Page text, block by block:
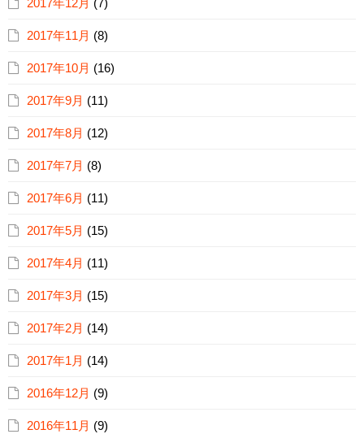
2017年12月 (7)
2017年11月 (8)
2017年10月 (16)
2017年9月 (11)
2017年8月 (12)
2017年7月 (8)
2017年6月 (11)
2017年5月 (15)
2017年4月 (11)
2017年3月 (15)
2017年2月 (14)
2017年1月 (14)
2016年12月 (9)
2016年11月 (9)